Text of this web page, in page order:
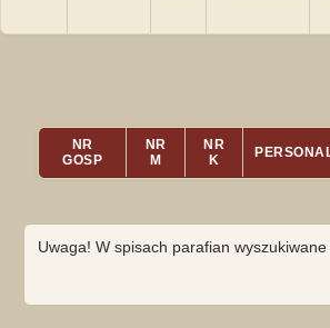
NR
GOSP
NR
M
NR
K
Uwaga! W spisach parafian wyszukiwane